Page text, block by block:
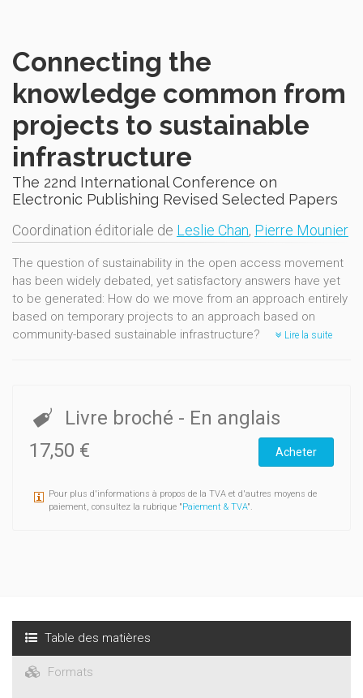
Connecting the
knowledge common from
projects to sustainable
infrastructure
The 22nd International Conference on
Electronic Publishing Revised Selected Papers
Coordination éditoriale de Leslie Chan, Pierre Mounier
The question of sustainability in the open access movement
has been widely debated, yet satisfactory answers have yet
to be generated: How do we move from an approach entirely
based on temporary projects to an approach based on
community-based sustainable infrastructure?
Lire la suite
Livre broché - En anglais
17,50 €
Acheter
Pour plus d'informations à propos de la TVA et d'autres moyens de
paiement, consultez la rubrique "Paiement & TVA".
Table des matières
Formats